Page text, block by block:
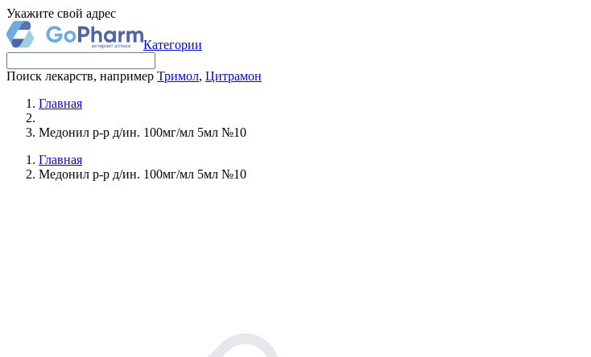
Укажите свой адрес
Категории
Поиск лекарств, например Тримол, Цитрамон
Главная
Медонил р-р д/ин. 100мг/мл 5мл №10
Главная
Медонил р-р д/ин. 100мг/мл 5мл №10